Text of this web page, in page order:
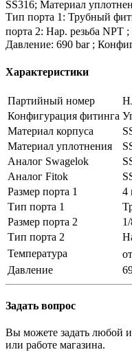
SS316; Материал
Тип порта 1: Трубный
порта 2: Нар. резьба
Давление: 690 bar ;
Характеристики
Партийный номер
Конфигурация фитинга
Материал корпуса
Материал уплотнения
Аналог Swagelok
Аналог Fitok
Размер порта 1
4
Тип порта 1
Размер порта 2
Тип порта 2
Температура
Давление
Задать вопрос
Вы можете задать любой
или работе магазина.